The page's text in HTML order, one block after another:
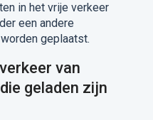
in het vrije verkeer
een andere
worden geplaatst.
van
die geladen zijn